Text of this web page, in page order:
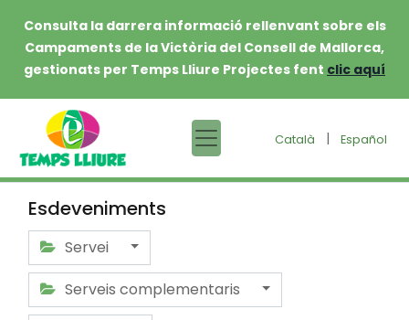
Consulta la darrera informació rellenvant sobre els
Campaments de la Victòria del Consell de Mallorca,
gestionats per Temps Lliure Projectes fent clic aquí
Català | Español
Esdeveniments
Servei
Serveis complementaris